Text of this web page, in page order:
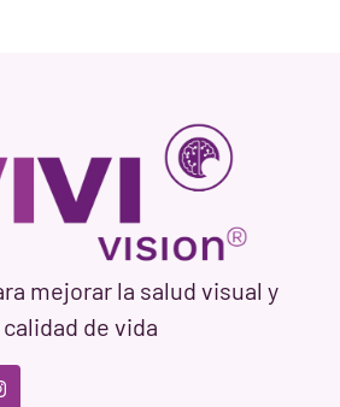
mejorar la salud visual y
calidad de vida